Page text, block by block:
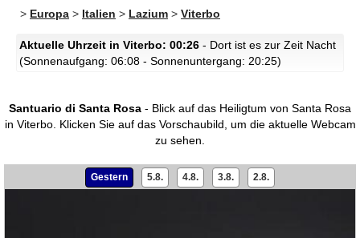
> Europa > Italien > Lazium > Viterbo
Aktuelle Uhrzeit in Viterbo: 00:26 - Dort ist es zur Zeit Nacht
(Sonnenaufgang: 06:08 - Sonnenuntergang: 20:25)
Santuario di Santa Rosa - Blick auf das Heiligtum von Santa Rosa
in Viterbo. Klicken Sie auf das Vorschaubild, um die aktuelle Webcam
zu sehen.
Gestern 5.8. 4.8. 3.8. 2.8.